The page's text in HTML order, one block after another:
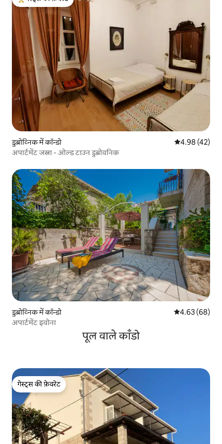
गेस्ट्स का टॉप फ़ेवरेट
डुब्रोव्निक में कॉन्डो औसत रेटिंग 5 में
4.98 (42)
अपार्टमेंट जस्ना - ओल्ड टाउन डुब्रोवनिक
डुब्रोव्निक में कॉन्डो औसत रेटिंग 5 में
4.63 (68)
अपार्टमेंट इवोना
पूल वाले काँडो
गेस्ट्स की फ़ेवरेट
गेस्ट्स की फ़ेवरेट